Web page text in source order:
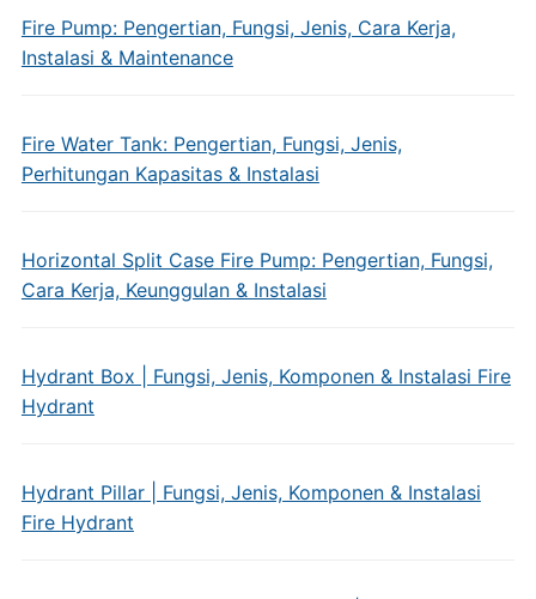
Fire Pump: Pengertian, Fungsi, Jenis, Cara Kerja,
Instalasi & Maintenance
Fire Water Tank: Pengertian, Fungsi, Jenis,
Perhitungan Kapasitas & Instalasi
Horizontal Split Case Fire Pump: Pengertian, Fungsi,
Cara Kerja, Keunggulan & Instalasi
Hydrant Box | Fungsi, Jenis, Komponen & Instalasi Fire
Hydrant
Hydrant Pillar | Fungsi, Jenis, Komponen & Instalasi
Fire Hydrant